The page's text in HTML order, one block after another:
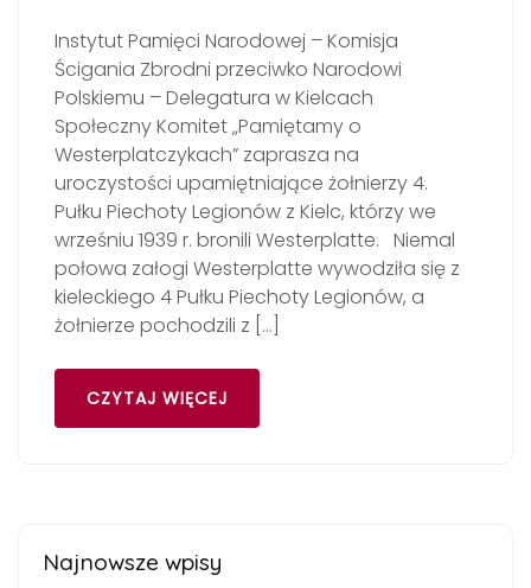
Instytut Pamięci Narodowej – Komisja
Ścigania Zbrodni przeciwko Narodowi
Polskiemu – Delegatura w Kielcach
Społeczny Komitet „Pamiętamy o
Westerplatczykach” zaprasza na
uroczystości upamiętniające żołnierzy 4.
Pułku Piechoty Legionów z Kielc, którzy we
wrześniu 1939 r. bronili Westerplatte. Niemal
połowa załogi Westerplatte wywodziła się z
kieleckiego 4 Pułku Piechoty Legionów, a
żołnierze pochodzili z […]
CZYTAJ WIĘCEJ
Najnowsze wpisy